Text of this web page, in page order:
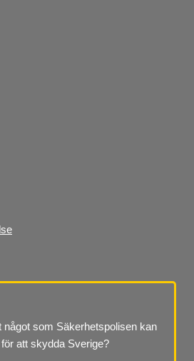
något som Säkerhetspolisen kan
att skydda Sverige?